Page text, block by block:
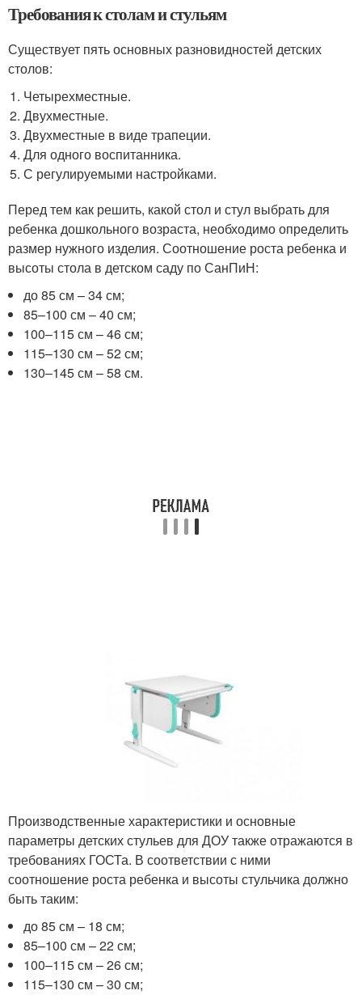
Требования к столам и стульям
Существует пять основных разновидностей детских
столов:
Четырехместные.
Двухместные.
Двухместные в виде трапеции.
Для одного воспитанника.
С регулируемыми настройками.
Перед тем как решить, какой стол и стул выбрать для
ребенка дошкольного возраста, необходимо определить
размер нужного изделия. Соотношение роста ребенка и
высоты стола в детском саду по СанПиН:
до 85 см – 34 см;
85–100 см – 40 см;
100–115 см – 46 см;
115–130 см – 52 см;
130–145 см – 58 см.
Производственные характеристики и основные
параметры детских стульев для ДОУ также отражаются в
требованиях ГОСТа. В соответствии с ними
соотношение роста ребенка и высоты стульчика должно
быть таким:
до 85 см – 18 см;
85–100 см – 22 см;
100–115 см – 26 см;
115–130 см – 30 см;